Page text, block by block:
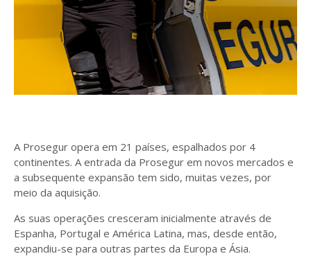
A Prosegur opera em 21 países, espalhados por 4
continentes. A entrada da Prosegur em novos mercados e
a subsequente expansão tem sido, muitas vezes, por
meio da aquisição.
As suas operações cresceram inicialmente através de
Espanha, Portugal e América Latina, mas, desde então,
expandiu-se para outras partes da Europa e Ásia.